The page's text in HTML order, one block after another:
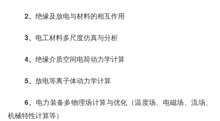
2、 绝缘及放电与材料的相互作用
3、 电工材料多尺度仿真与分析
4、 绝缘介质空间电荷动力学计算
5、 放电等离子体动力学计算
6、 电力装备多物理场计算与优化（温度场、电磁场、流场、
机械特性计算等）